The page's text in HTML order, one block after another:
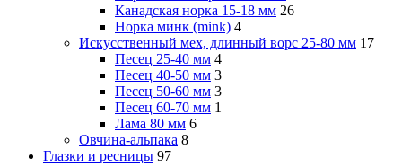
Канадская норка 15-18 мм 26
Норка минк (mink) 4
Искусственный мех, длинный ворс 25-80 мм 17
Песец 25-40 мм 4
Песец 40-50 мм 3
Песец 50-60 мм 3
Песец 60-70 мм 1
Лама 80 мм 6
Овчина-альпака 8
Глазки и ресницы 97